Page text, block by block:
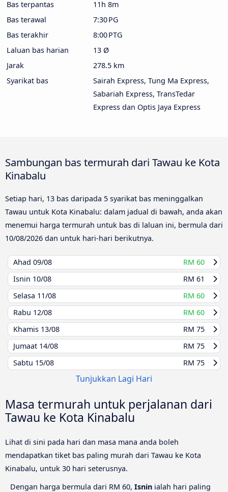
Bas terpantas
11h 8m
Bas terawal
7:30 PG
Bas terakhir
8:00 PTG
Laluan bas harian
13 Ø
Jarak
278.5 km
Syarikat bas
Sairah Express, Tung Ma Express,
Sabariah Express, TransTedar
Express dan Optis Jaya Express
Sambungan bas termurah dari Tawau ke Kota
Kinabalu
Setiap hari, 13 bas daripada 5 syarikat bas meninggalkan
Tawau untuk Kota Kinabalu: dalam jadual di bawah, anda akan
menemui harga termurah untuk bas di laluan ini, bermula dari
10/08/2026 dan untuk hari-hari berikutnya.
Ahad 09/08
RM 60
Isnin 10/08
RM 61
Selasa 11/08
RM 60
Rabu 12/08
RM 60
Khamis 13/08
RM 75
Jumaat 14/08
RM 75
Sabtu 15/08 RM 75
Tunjukkan Lagi Hari
Masa termurah untuk perjalanan dari
Tawau ke Kota Kinabalu
Lihat di sini pada hari dan masa mana anda boleh
mendapatkan tiket bas paling murah dari Tawau ke Kota
Kinabalu, untuk 30 hari seterusnya.
Dengan harga bermula dari RM 60, Isnin ialah hari paling